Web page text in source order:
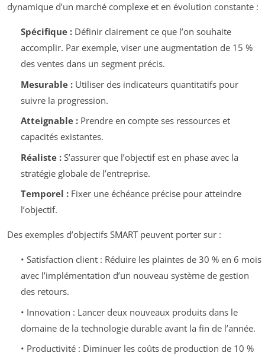
dynamique d’un marché complexe et en évolution constante :
Spécifique :Définir clairement ce que l’on souhaite
accomplir. Par exemple, viser une augmentation de 15 %
des ventes dans un segment précis.
Mesurable :Utiliser des indicateurs quantitatifs pour
suivre la progression.
Atteignable :Prendre en compte ses ressources et
capacités existantes.
Réaliste :S’assurer que l’objectif est en phase avec la
stratégie globale de l’entreprise.
Temporel :Fixer une échéance précise pour atteindre
l’objectif.
Des exemples d’objectifs SMART peuvent porter sur :
• Satisfaction client : Réduire les plaintes de 30 % en 6 mois
avec l’implémentation d’un nouveau système de gestion
des retours.
• Innovation : Lancer deux nouveaux produits dans le
domaine de la technologie durable avant la fin de l’année.
• Productivité : Diminuer les coûts de production de 10 %